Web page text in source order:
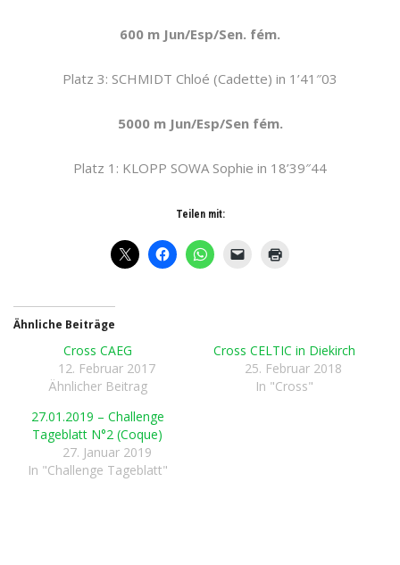
600 m Jun/Esp/Sen. fém.
Platz 3: SCHMIDT Chloé (Cadette) in 1’41″03
5000 m Jun/Esp/Sen fém.
Platz 1: KLOPP SOWA Sophie in 18’39″44
Teilen mit:
Ähnliche Beiträge
Cross CAEG
12. Februar 2017
Ähnlicher Beitrag
Cross CELTIC in Diekirch
25. Februar 2018
In "Cross"
27.01.2019 – Challenge
Tageblatt N°2 (Coque)
27. Januar 2019
In "Challenge Tageblatt"